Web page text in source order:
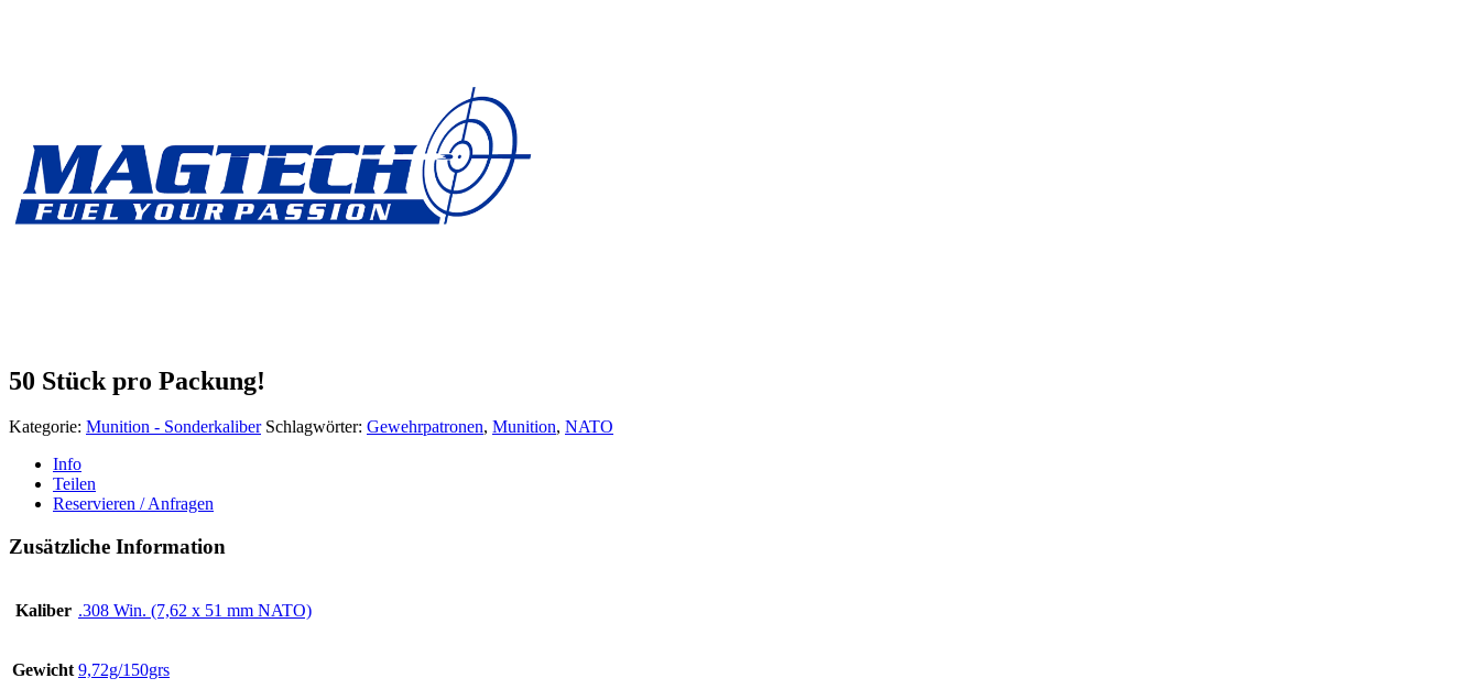
50 Stück pro Packung!
Kategorie: Munition - Sonderkaliber Schlagwörter: Gewehrpatronen, Munition, NATO
Info
Teilen
Reservieren / Anfragen
Zusätzliche Information
Kaliber .308 Win. (7,62 x 51 mm NATO)
Gewicht 9,72g/150grs